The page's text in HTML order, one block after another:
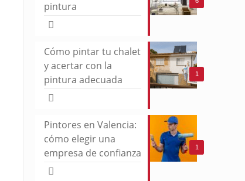
pintura
1
Cómo pintar tu chalet
y acertar con la
pintura adecuada
1
Pintores en Valencia:
cómo elegir una
empresa de confianza